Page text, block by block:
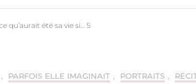
qu’aurait été sa vie si… 5
, PARFOIS ELLE IMAGINAIT , PORTRAITS ,